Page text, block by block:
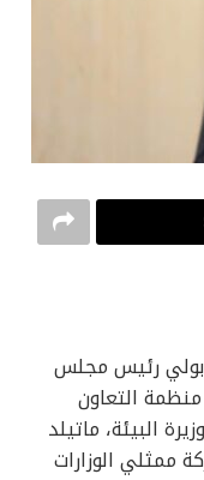
رئيس مجلس
التعاون
البيئة، ماتيلد
ممثلي الوزارات